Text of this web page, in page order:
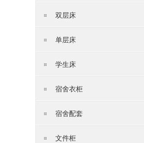
双层床
单层床
学生床
宿舍衣柜
宿舍配套
文件柜